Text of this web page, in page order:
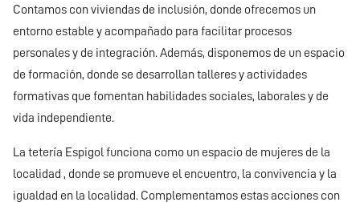
Contamos con viviendas de inclusión, donde ofrecemos un
entorno estable y acompañado para facilitar procesos
personales y de integración. Además, disponemos de un espacio
de formación, donde se desarrollan talleres y actividades
formativas que fomentan habilidades sociales, laborales y de
vida independiente.
La tetería Espigol funciona como un espacio de mujeres de la
localidad , donde se promueve el encuentro, la convivencia y la
igualdad en la localidad. Complementamos estas acciones con